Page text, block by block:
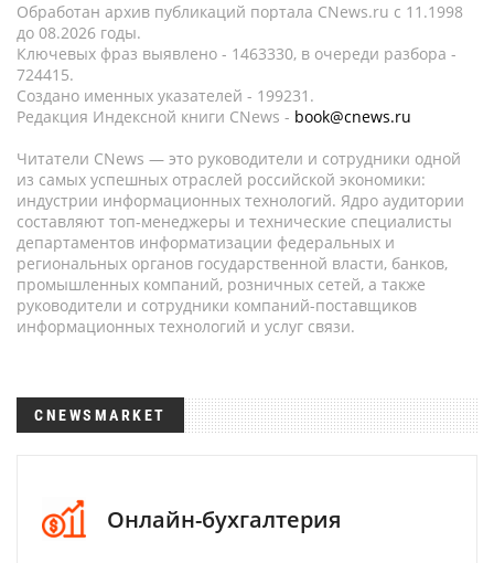
Обработан архив публикаций портала CNews.ru c 11.1998
до 08.2026 годы.
Ключевых фраз выявлено - 1463330, в очереди разбора -
724415.
Создано именных указателей - 199231.
Редакция Индексной книги CNews - book@cnews.ru
Читатели CNews — это руководители и сотрудники одной
из самых успешных отраслей российской экономики:
индустрии информационных технологий. Ядро аудитории
составляют топ-менеджеры и технические специалисты
департаментов информатизации федеральных и
региональных органов государственной власти, банков,
промышленных компаний, розничных сетей, а также
руководители и сотрудники компаний-поставщиков
информационных технологий и услуг связи.
CNEWSMARKET
Онлайн-бухгалтерия